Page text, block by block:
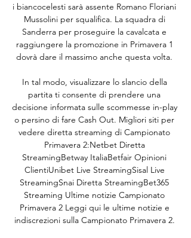
i biancocelesti sarà assente Romano Floriani
Mussolini per squalifica. La squadra di
Sanderra per proseguire la cavalcata e
raggiungere la promozione in Primavera 1
dovrà dare il massimo anche questa volta.
In tal modo, visualizzare lo slancio della
partita ti consente di prendere una
decisione informata sulle scommesse in-play
o persino di fare Cash Out. Migliori siti per
vedere diretta streaming di Campionato
Primavera 2:Netbet Diretta
StreamingBetway ItaliaBetfair Opinioni
ClientiUnibet Live StreamingSisal Live
StreamingSnai Diretta StreamingBet365
Streaming Ultime notizie Campionato
Primavera 2 Leggi qui le ultime notizie e
indiscrezioni sulla Campionato Primavera 2.